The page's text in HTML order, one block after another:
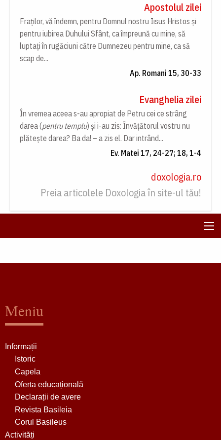
Apostolul zilei
Fraților, vă îndemn, pentru Domnul nostru Iisus Hristos și
pentru iubirea Duhului Sfânt, ca împreună cu mine, să
luptați în rugăciuni către Dumnezeu pentru mine, ca să
scap de...
Ap. Romani 15, 30-33
Evanghelia zilei
În vremea aceea s-au apropiat de Petru cei ce strâng
darea (pentru templu) și i-au zis: Învățătorul vostru nu
plătește darea? Ba da! – a zis el. Dar intrând...
Ev. Matei 17, 24-27; 18, 1-4
doxologia.ro
Preia articolele Doxologia în site-ul tău!
Meniu
Informații
Istoric
Capela
Oferta educațională
Declarații de avere
Revista Basileia
Corul Basileus
Activități